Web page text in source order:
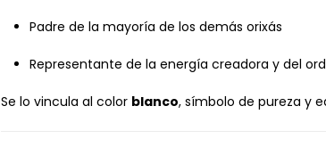
Padre de la mayoría de los demás orixás
Representante de la energía creadora y del
Se lo vincula al color blanco, símbolo de pureza y